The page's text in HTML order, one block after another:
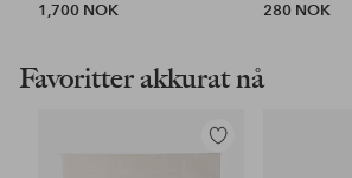
1,700 NOK
280 NOK
Favoritter akkurat nå
Legg